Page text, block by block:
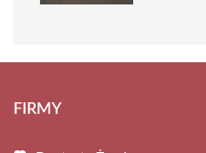
FIRMY